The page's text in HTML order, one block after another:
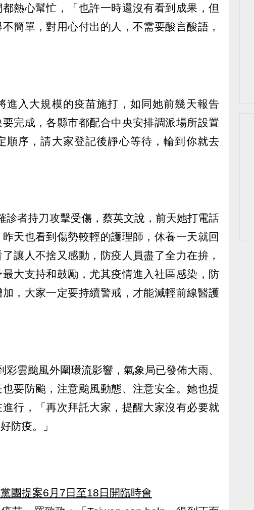
熱心幫忙，「也許一時還沒有看到成果，但
簡單，對用心付出的人，不需要酸言酸語，
進入大規模的疫苗施打，如同她前幾天報告
完成，各縣市都配合中央安排調派場所設置
順序，請大家登記後靜心等待，輪到你就去
診者持刀攻擊受傷，蔡英文說，前天她打電話
天也看到傷勢較輕的護理師，休養一天就回
讓人不捨又感動，防疫人員盡了全力在拚，
大支持和鼓勵，尤其疫情進入社區感染，防
，大家一定要持續警戒，才能減輕前線醫護
雲颱風外圍環流影響，氣象局已發佈大雨、
要防颱，注意颱風動態、注意安全。她也提
行，「再次拜託大家，提醒大家沒有必要就
防疫。」
團提案6月7日至18日開臨時會